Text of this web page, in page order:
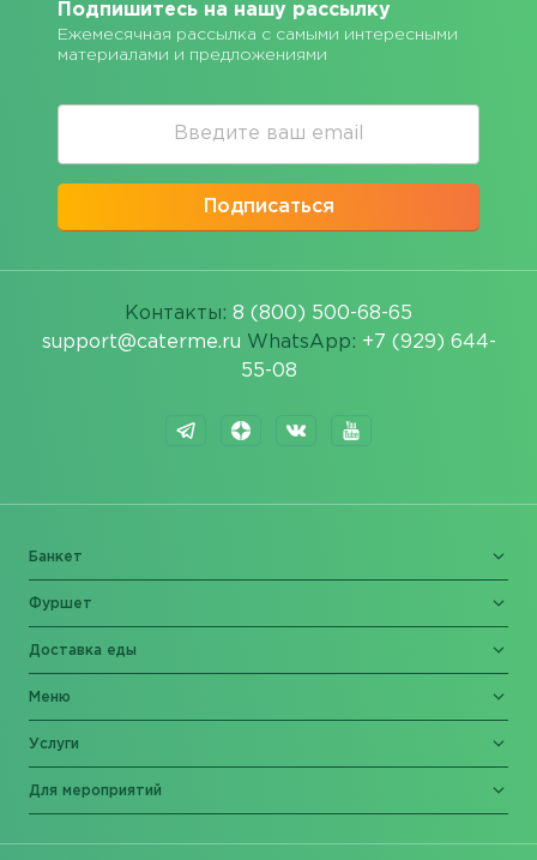
Подпишитесь на нашу рассылку
Ежемесячная рассылка с самыми интересными
материалами и предложениями
Подписаться
Контакты: 8 (800) 500-68-65
support@caterme.ru WhatsApp: +7 (929) 644-
55-08
Банкет
Фуршет
Доставка еды
Меню
Услуги
Для мероприятий